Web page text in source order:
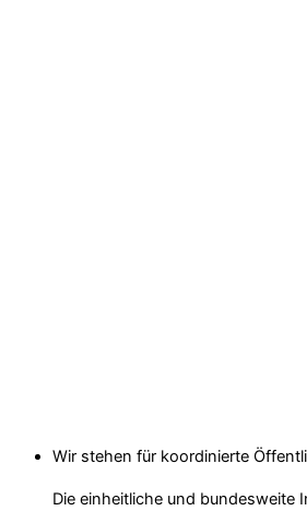
Wir stehen für koordinierte
Die einheitliche und bundesweite